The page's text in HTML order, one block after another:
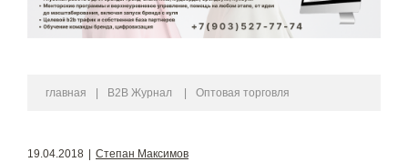
главная B2B Журнал Оптовая торговля
19.04.2018 Степан Максимов